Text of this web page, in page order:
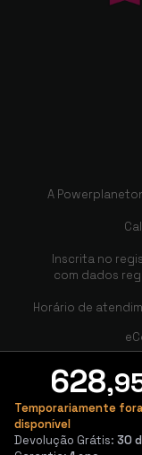
Lucía
Ecrã
consistente,
- 12GB/
Claudia
A câmara é
má, são
628
Temporariamente
disponível
Devolução Grátis: 30
A
Inscrita no
com dados
Horário de